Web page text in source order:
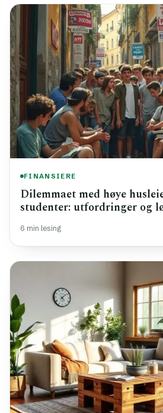
FINANSIERE
Dilemmaet med høye
studenter: utfordringer og
6 min lesing